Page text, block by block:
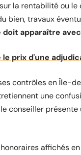
la rentabilité ou
bien, travaux
doit apparaître
le prix d'une
contrôles en Île-
une
conseiller
affichés